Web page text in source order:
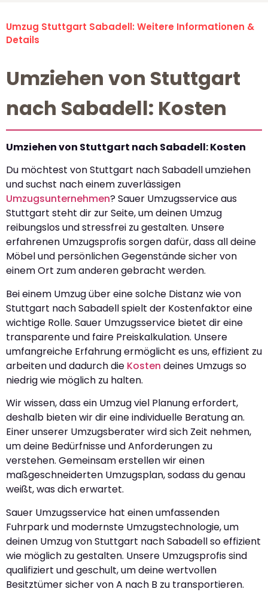
Umzug Stuttgart Sabadell: Weitere Informationen &
Details
Umziehen von Stuttgart
nach Sabadell: Kosten
Umziehen von Stuttgart nach Sabadell: Kosten
Du möchtest von Stuttgart nach Sabadell umziehen
und suchst nach einem zuverlässigen
Umzugsunternehmen? Sauer Umzugsservice aus
Stuttgart steht dir zur Seite, um deinen Umzug
reibungslos und stressfrei zu gestalten. Unsere
erfahrenen Umzugsprofis sorgen dafür, dass all deine
Möbel und persönlichen Gegenstände sicher von
einem Ort zum anderen gebracht werden.
Bei einem Umzug über eine solche Distanz wie von
Stuttgart nach Sabadell spielt der Kostenfaktor eine
wichtige Rolle. Sauer Umzugsservice bietet dir eine
transparente und faire Preiskalkulation. Unsere
umfangreiche Erfahrung ermöglicht es uns, effizient zu
arbeiten und dadurch die Kosten deines Umzugs so
niedrig wie möglich zu halten.
Wir wissen, dass ein Umzug viel Planung erfordert,
deshalb bieten wir dir eine individuelle Beratung an.
Einer unserer Umzugsberater wird sich Zeit nehmen,
um deine Bedürfnisse und Anforderungen zu
verstehen. Gemeinsam erstellen wir einen
maßgeschneiderten Umzugsplan, sodass du genau
weißt, was dich erwartet.
Sauer Umzugsservice hat einen umfassenden
Fuhrpark und modernste Umzugstechnologie, um
deinen Umzug von Stuttgart nach Sabadell so effizient
wie möglich zu gestalten. Unsere Umzugsprofis sind
qualifiziert und geschult, um deine wertvollen
Besitztümer sicher von A nach B zu transportieren.